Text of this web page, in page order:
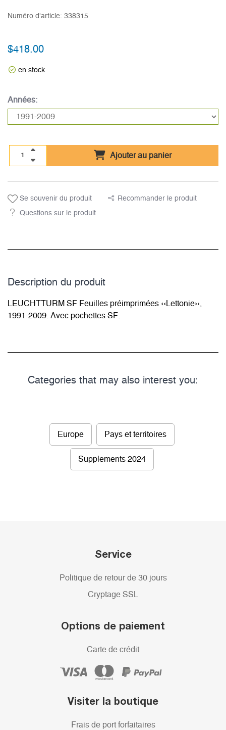
Numéro d'article: 338315
$418.00
en stock
Années:
Ajouter au panier
Se souvenir du produit Recommander le produit
Questions sur le produit
Description du­ produit
LEUCHTTURM SF Feuilles préimprimées ‹‹Lettonie››,
1991-2009. Avec pochettes SF.
Categories that may also interest you:
Europe Pays et territoires
Supplements 2024
Service
Politique de retour de 30 jours
Cryptage SSL
Options de paiement
Carte de crédit
Visiter la boutique
Frais de port forfaitaires